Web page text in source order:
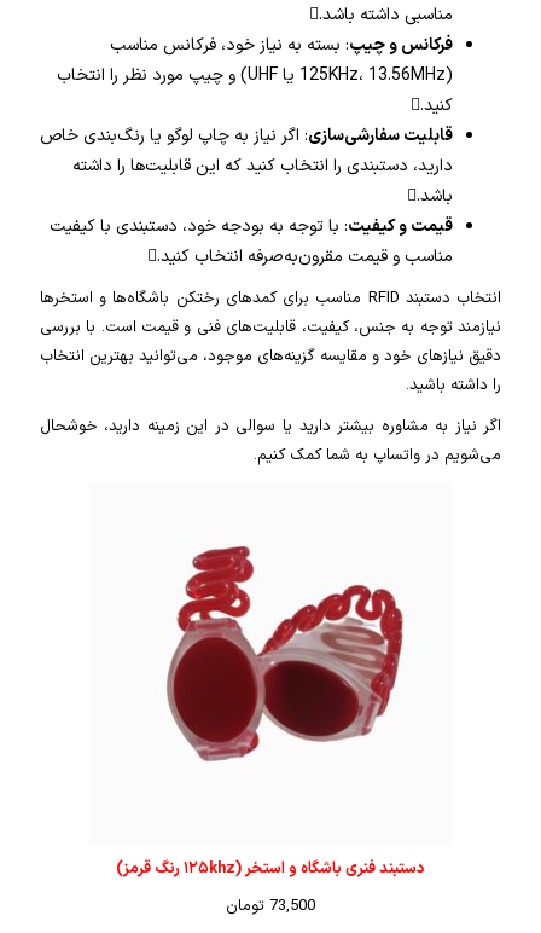
مناسبی داشته باشد.
فرکانس و چیپ: بسته به نیاز خود، فرکانس مناسب
(125KHz، 13.56MHz یا UHF) و چیپ مورد نظر را انتخاب
کنید.
قابلیت سفارشی‌سازی: اگر نیاز به چاپ لوگو یا رنگ‌بندی خاص
دارید، دستبندی را انتخاب کنید که این قابلیت‌ها را داشته
باشد.
قیمت و کیفیت: با توجه به بودجه خود، دستبندی با کیفیت
مناسب و قیمت مقرون‌به‌صرفه انتخاب کنید.
انتخاب دستبند RFID مناسب برای کمدهای رختکن باشگاه‌ها و استخرها
نیازمند توجه به جنس، کیفیت، قابلیت‌های فنی و قیمت است. با بررسی
دقیق نیازهای خود و مقایسه گزینه‌های موجود، می‌توانید بهترین انتخاب
را داشته باشید.
اگر نیاز به مشاوره بیشتر دارید یا سوالی در این زمینه دارید، خوشحال
می‌شویم در واتساپ به شما کمک کنیم.
دستبند فنری باشگاه و استخر (۱۲۵khz رنگ قرمز)
73,500 تومان